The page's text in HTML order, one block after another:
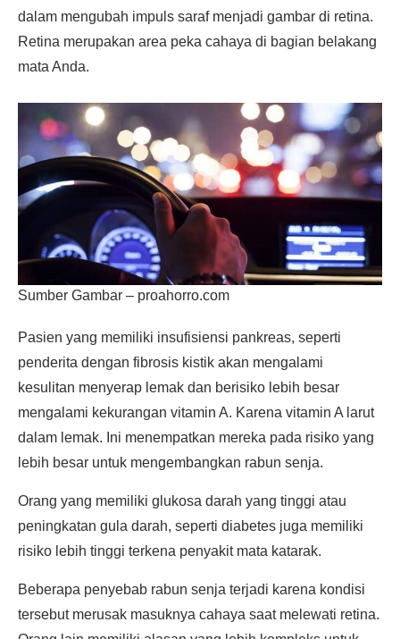
dalam mengubah impuls saraf menjadi gambar di retina.
Retina merupakan area peka cahaya di bagian belakang
mata Anda.
Sumber Gambar – proahorro.com
Pasien yang memiliki insufisiensi pankreas, seperti
penderita dengan fibrosis kistik akan mengalami
kesulitan menyerap lemak dan berisiko lebih besar
mengalami kekurangan vitamin A. Karena vitamin A larut
dalam lemak. Ini menempatkan mereka pada risiko yang
lebih besar untuk mengembangkan rabun senja.
Orang yang memiliki glukosa darah yang tinggi atau
peningkatan gula darah, seperti diabetes juga memiliki
risiko lebih tinggi terkena penyakit mata katarak.
Beberapa penyebab rabun senja terjadi karena kondisi
tersebut merusak masuknya cahaya saat melewati retina.